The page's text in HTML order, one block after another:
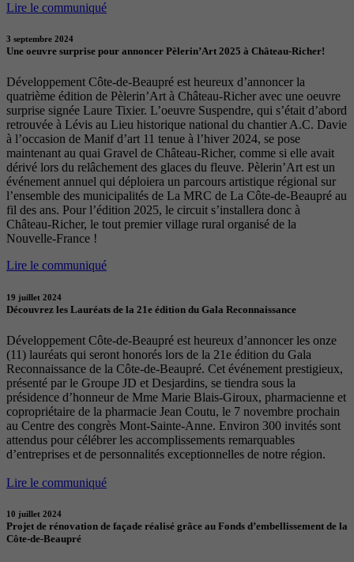
Lire le communiqué
3 septembre 2024
Une oeuvre surprise pour annoncer Pèlerin’Art 2025 à Château-Richer!
Développement Côte-de-Beaupré est heureux d’annoncer la
quatrième édition de Pèlerin’Art à Château-Richer avec une oeuvre
surprise signée Laure Tixier. L’oeuvre Suspendre, qui s’était d’abord
retrouvée à Lévis au Lieu historique national du chantier A.C. Davie
à l’occasion de Manif d’art 11 tenue à l’hiver 2024, se pose
maintenant au quai Gravel de Château-Richer, comme si elle avait
dérivé lors du relâchement des glaces du fleuve. Pèlerin’Art est un
événement annuel qui déploiera un parcours artistique régional sur
l’ensemble des municipalités de La MRC de La Côte-de-Beaupré au
fil des ans. Pour l’édition 2025, le circuit s’installera donc à
Château-Richer, le tout premier village rural organisé de la
Nouvelle-France !
Lire le communiqué
19 juillet 2024
Découvrez les Lauréats de la 21e édition du Gala Reconnaissance
Développement Côte-de-Beaupré est heureux d’annoncer les onze
(11) lauréats qui seront honorés lors de la 21e édition du Gala
Reconnaissance de la Côte-de-Beaupré. Cet événement prestigieux,
présenté par le Groupe JD et Desjardins, se tiendra sous la
présidence d’honneur de Mme Marie Blais-Giroux, pharmacienne et
copropriétaire de la pharmacie Jean Coutu, le 7 novembre prochain
au Centre des congrès Mont-Sainte-Anne. Environ 300 invités sont
attendus pour célébrer les accomplissements remarquables
d’entreprises et de personnalités exceptionnelles de notre région.
Lire le communiqué
10 juillet 2024
Projet de rénovation de façade réalisé grâce au Fonds d’embellissement de la
Côte-de-Beaupré